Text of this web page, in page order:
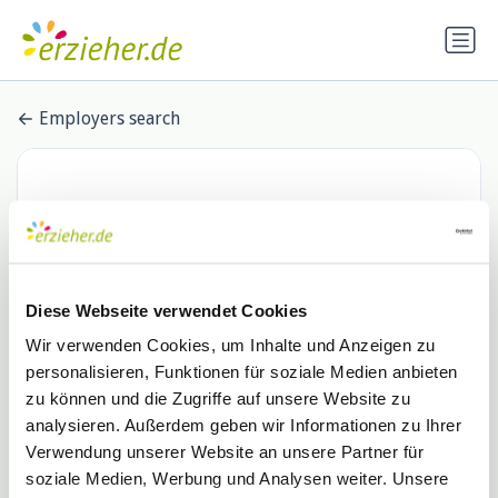
Diese Webseite verwendet Cookies
Wir verwenden Cookies, um Inhalte und Anzeigen zu
personalisieren, Funktionen für soziale Medien anbieten
zu können und die Zugriffe auf unsere Website zu
analysieren. Außerdem geben wir Informationen zu Ihrer
Verwendung unserer Website an unsere Partner für
soziale Medien, Werbung und Analysen weiter. Unsere
Employers search
Ev.-Luth. Kirchenkreis Hamburg-
Ost
1 Stellenangebot de.indeed.com